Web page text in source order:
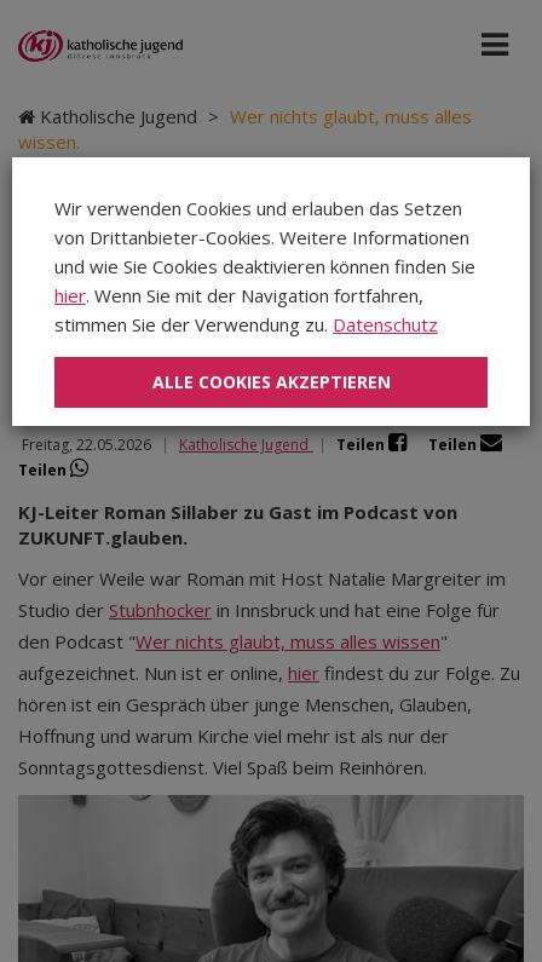
Katholische Jugend > Wer nichts glaubt, muss alles
wissen.
Wer nichts glaubt,
muss alles wissen.
Freitag, 22.05.2026 | Katholische Jugend | Teilen
Teilen
Teilen
KJ-Leiter Roman Sillaber zu Gast im Podcast von
ZUKUNFT.glauben.
Vor einer Weile war Roman mit Host Natalie Margreiter im
Studio der Stubnhocker in Innsbruck und hat eine Folge für
den Podcast "Wer nichts glaubt, muss alles wissen"
aufgezeichnet. Nun ist er online, hier findest du zur Folge. Zu
hören ist ein Gespräch über junge Menschen, Glauben,
Hoffnung und warum Kirche viel mehr ist als nur der
Sonntagsgottesdienst. Viel Spaß beim Reinhören.
Wir verwenden Cookies und erlauben das Setzen
von Drittanbieter-Cookies. Weitere Informationen
und wie Sie Cookies deaktivieren können finden Sie
hier. Wenn Sie mit der Navigation fortfahren,
stimmen Sie der Verwendung zu. Datenschutz
ALLE COOKIES AKZEPTIEREN